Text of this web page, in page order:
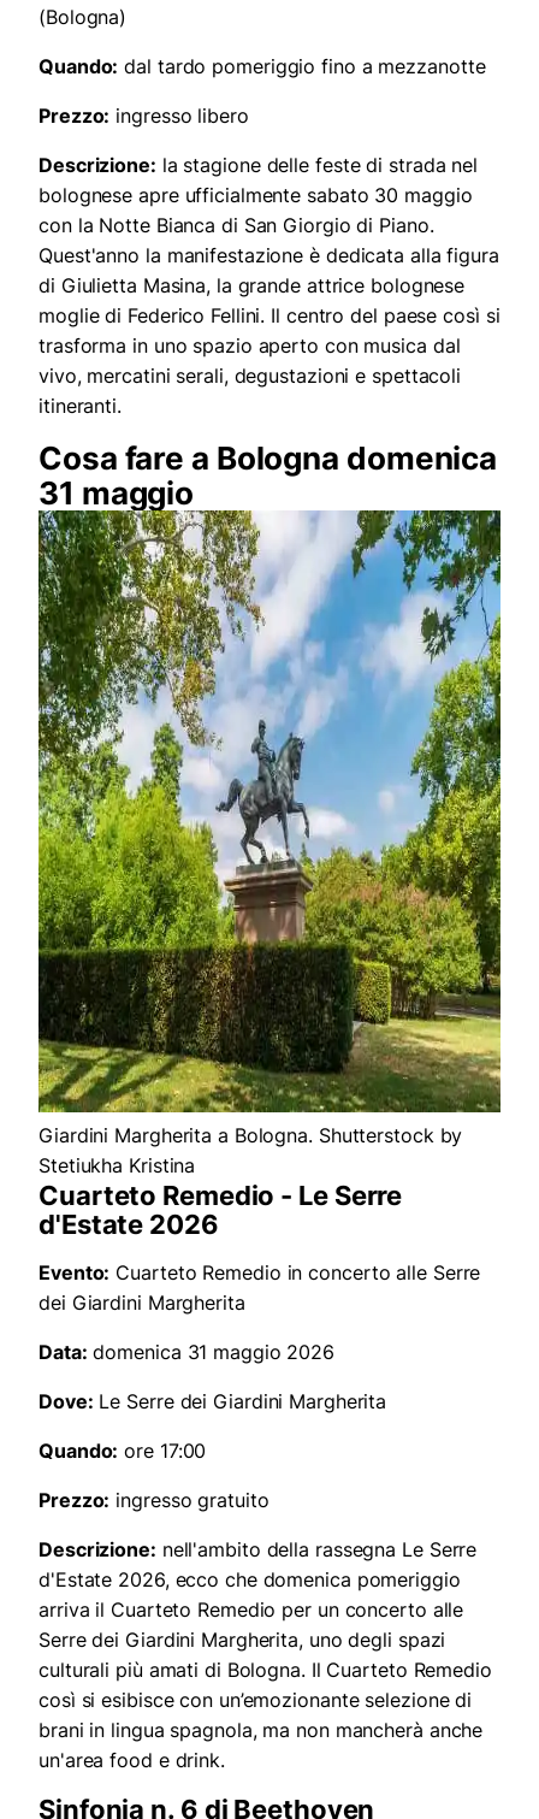
(Bologna)
Quando: dal tardo pomeriggio fino a mezzanotte
Prezzo: ingresso libero
Descrizione: la stagione delle feste di strada nel
bolognese apre ufficialmente sabato 30 maggio
con la Notte Bianca di San Giorgio di Piano.
Quest'anno la manifestazione è dedicata alla figura
di Giulietta Masina, la grande attrice bolognese
moglie di Federico Fellini. Il centro del paese così si
trasforma in uno spazio aperto con musica dal
vivo, mercatini serali, degustazioni e spettacoli
itineranti.
Cosa fare a Bologna domenica
31 maggio
Giardini Margherita a Bologna. Shutterstock by
Stetiukha Kristina
Cuarteto Remedio - Le Serre
d'Estate 2026
Evento: Cuarteto Remedio in concerto alle Serre
dei Giardini Margherita
Data: domenica 31 maggio 2026
Dove: Le Serre dei Giardini Margherita
Quando: ore 17:00
Prezzo: ingresso gratuito
Descrizione: nell'ambito della rassegna Le Serre
d'Estate 2026, ecco che domenica pomeriggio
arriva il Cuarteto Remedio per un concerto alle
Serre dei Giardini Margherita, uno degli spazi
culturali più amati di Bologna. Il Cuarteto Remedio
così si esibisce con un’emozionante selezione di
brani in lingua spagnola, ma non mancherà anche
un'area food e drink.
Sinfonia n. 6 di Beethoven